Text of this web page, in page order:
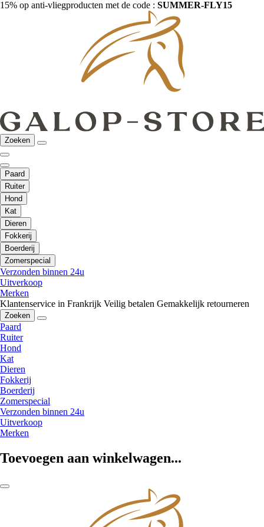
15% op anti-vliegproducten met de code : SUMMER-FLY15
Zoeken
Paard
Ruiter
Hond
Kat
Dieren
Fokkerij
Boerderij
Zomerspecial
Verzonden binnen 24u
Uitverkoop
Merken
Klantenservice in Frankrijk Veilig betalen Gemakkelijk retourneren
Zoeken
Paard
Ruiter
Hond
Kat
Dieren
Fokkerij
Boerderij
Zomerspecial
Verzonden binnen 24u
Uitverkoop
Merken
Toevoegen aan winkelwagen...